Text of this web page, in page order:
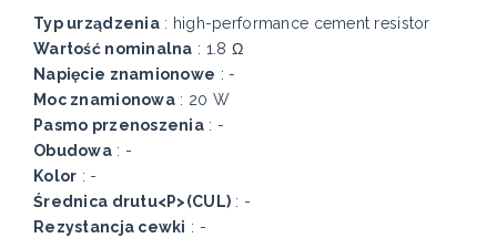
Typ urządzenia: high-performance cement resistor
Wartość nominalna : 1.8 Ω
Napięcie znamionowe : -
Moc znamionowa: 20 W
Pasmo przenoszenia : -
Obudowa: -
Kolor : -
Średnica drutu<P>(CUL) : -
Rezystancja cewki : -